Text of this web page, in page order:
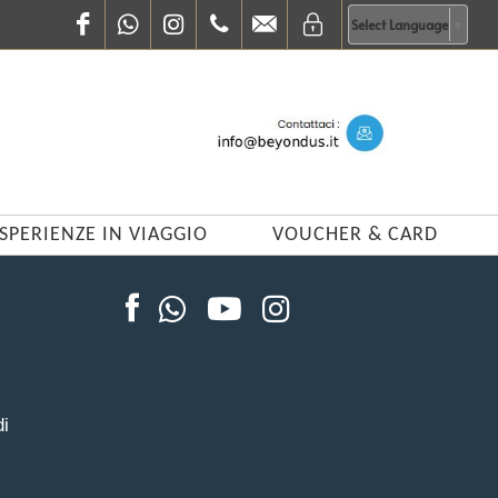
FacebookWhatsAppInstagram0683848618info@beyondus.itSelect Language
IN VIAGGIO VOUCHER & CARD